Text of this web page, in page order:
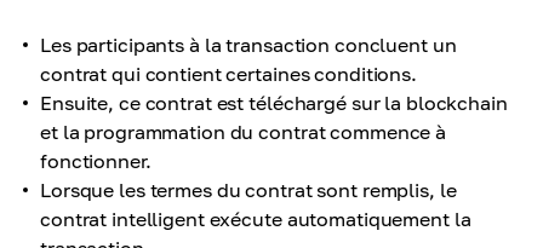
Les participants à la transaction concluent un
contrat qui contient certaines conditions.
Ensuite, ce contrat est téléchargé sur la blockchain
et la programmation du contrat commence à
fonctionner.
Lorsque les termes du contrat sont remplis, le
contrat intelligent exécute automatiquement la